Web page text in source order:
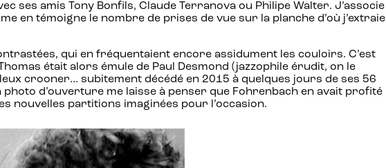
ses amis Tony Bonfils, Claude Terranova ou Philipe Walter. J’associe
en témoigne le nombre de prises de vue sur la planche d’où j’extraie
qui en fréquentaient encore assidument les couloirs. C’est
était alors émule de Paul Desmond (jazzophile érudit, on le
crooner… subitement décédé en 2015 à quelques jours de ses 56
d’ouverture me laisse à penser que Fohrenbach en avait profité
nouvelles partitions imaginées pour l’occasion.